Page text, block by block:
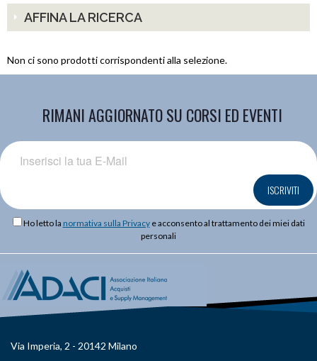
AFFINA LA RICERCA
Non ci sono prodotti corrispondenti alla selezione.
RIMANI AGGIORNATO SU CORSI ED EVENTI
ISCRIVITI
Ho letto la normativa sulla Privacye acconsento al trattamento dei miei dati
personali
Via Imperia, 2 - 20142 Milano